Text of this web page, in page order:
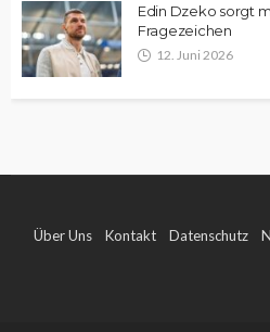
Edin Dzeko sorgt
Fragezeichen
12. Juni 2026
Über Uns Kontakt Datenschutz